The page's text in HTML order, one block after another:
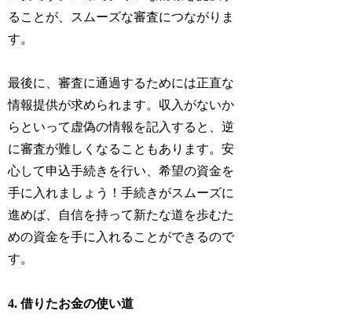
ることが、スムーズな審査につながりま
す。
最後に、審査に通過するためには正直な
情報提供が求められます。収入がないか
らといって虚偽の情報を記入すると、逆
に審査が難しくなることもあります。安
心して申込手続きを行い、希望の資金を
手に入れましょう！手続きがスムーズに
進めば、自信を持って新たな道を歩むた
めの資金を手に入れることができるので
す。
4. 借りたお金の使い道